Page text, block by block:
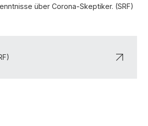
über Corona-Skeptiker. (SRF)